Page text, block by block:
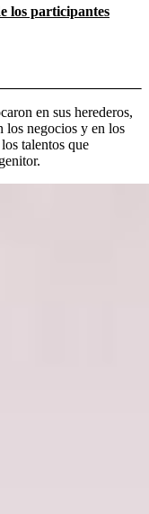
los participantes
en sus herederos,
los negocios y en los
talentos que